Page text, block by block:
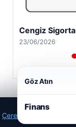
Cengiz Sigorta
23/06/2026
Çerez Politikamız
Göz Atın
Finans